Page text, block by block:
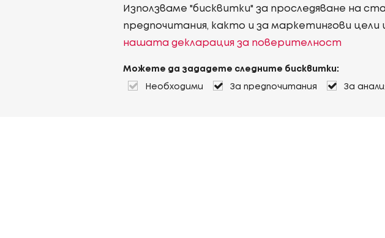
Използваме "бисквитки" за проследяване на
предпочитания, както и за маркетингови цели
нашата декларация за поверителност
Можете да зададете следните бисквитки:
Необходими За предпочитания За